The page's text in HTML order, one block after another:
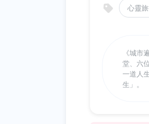
心靈
《城
堂、六
一道人
生」。